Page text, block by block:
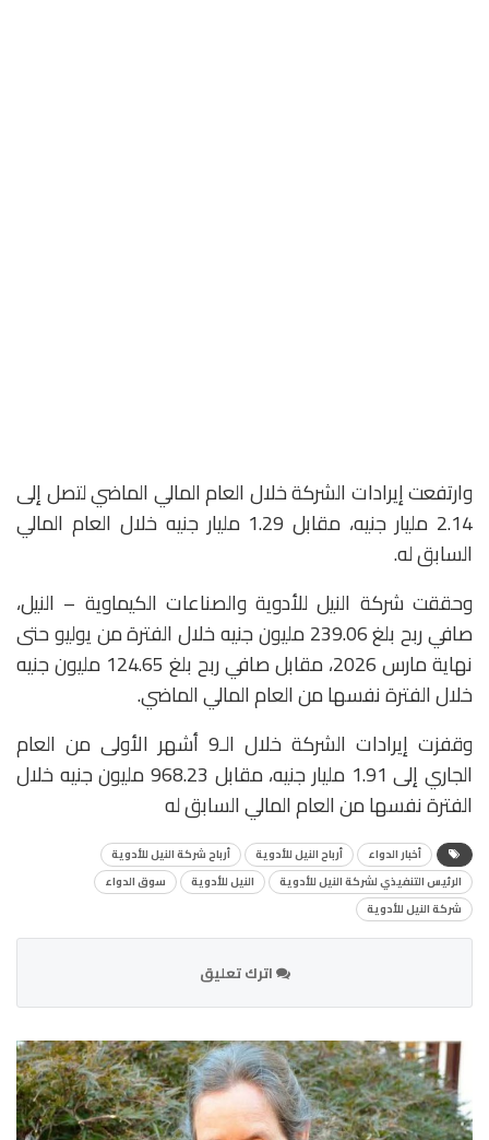
وارتفعت إيرادات الشركة خلال العام المالي الماضي لتصل إلى
2.14 مليار جنيه، مقابل 1.29 مليار جنيه خلال العام المالي
السابق له.
وحققت شركة النيل للأدوية والصناعات الكيماوية – النيل،
صافي ربح بلغ 239.06 مليون جنيه خلال الفترة من يوليو حتى
نهاية مارس 2026، مقابل صافي ربح بلغ 124.65 مليون جنيه
خلال الفترة نفسها من العام المالي الماضي.
وقفزت إيرادات الشركة خلال الـ9 أشهر الأولى من العام
الجاري إلى 1.91 مليار جنيه، مقابل 968.23 مليون جنيه خلال
الفترة نفسها من العام المالي السابق له
أخبار الدواء أرباح النيل للأدوية
أرباح شركة النيل للأدوية
الرئيس التنفيذي لشركة النيل للأدوية
النيل للأدوية
سوق الدواء
شركة النيل للأدوية
اترك تعليق